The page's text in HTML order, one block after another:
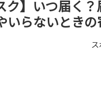
ク】いつ届く
いらないとき